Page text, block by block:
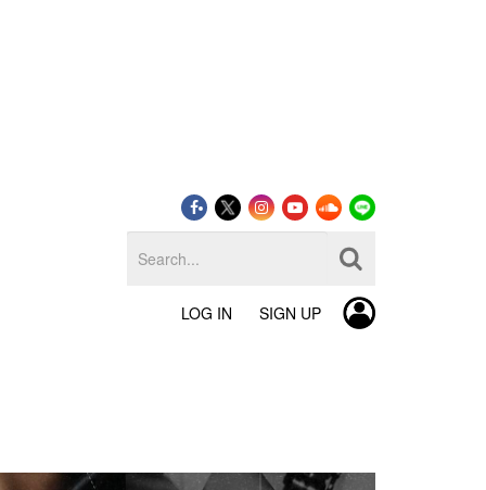
LOG IN SIGN UP